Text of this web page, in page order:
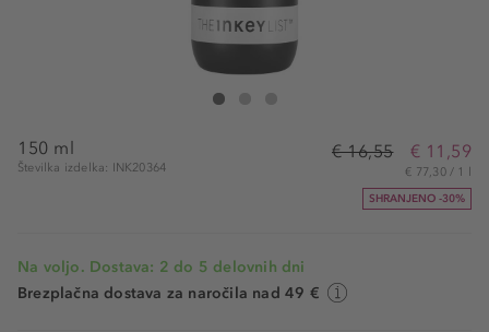
The INKEY List Salicylic Scalp Treatment
150 ml
Številka izdelka: INK20364
€ 16,55 € 11,59
€ 77,30 / 1 l
SHRANJENO -30%
Na voljo. Dostava: 2 do 5 delovnih dni
Brezplačna dostava za naročila nad 49 €